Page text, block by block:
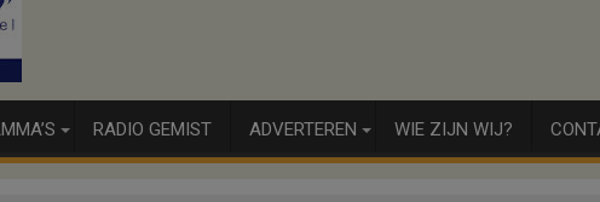
RADIO GEMIST ADVERTEREN WIE ZIJN WIJ?